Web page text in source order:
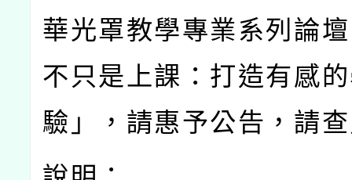
華光罩教學專業系列論
不只是上課：打造有感
驗」，請惠予公告，請